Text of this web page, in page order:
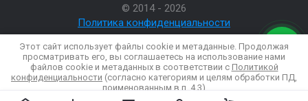
© 2014 - 2026
Политика конфиденциальности
Создание сайтов в студии Мегагрупп
Этот сайт использует файлы cookie и метаданные. Продолжая
просматривать его, вы соглашаетесь на использование нами
файлов cookie и метаданных в соответствии с Политикой
конфиденциальности (согласно категориям и целям обработки ПД,
поименованным в п. 4.3)